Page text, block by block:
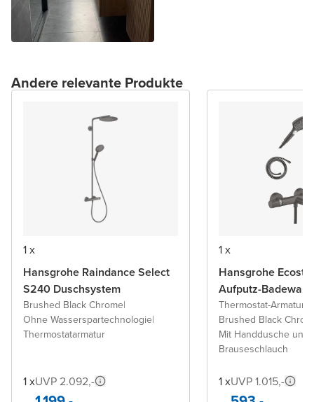
Andere relevante Produkte
1 x
Hansgrohe Raindance Select
S240 Duschsystem
Brushed Black Chrome|
Ohne Wasserspartechnologie|
Thermostatarmatur
1 xUVP 2.092,-
1 x
Hansgrohe
Aufputz-
Thermostat-Armatur
Brushed Black
Mit Handdusche und
Brauseschlauch
1 xUVP 1.015,-